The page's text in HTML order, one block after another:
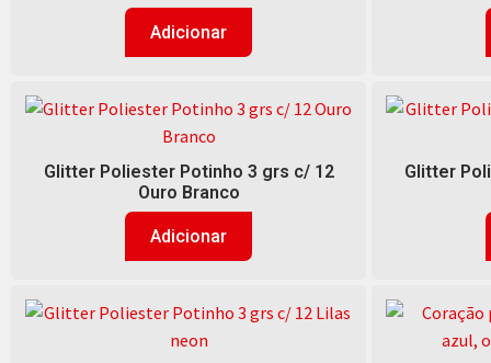
Adicionar
Glitter Poliester Potinho 3 grs c/ 12
Ouro Branco
Adicionar
Glitter